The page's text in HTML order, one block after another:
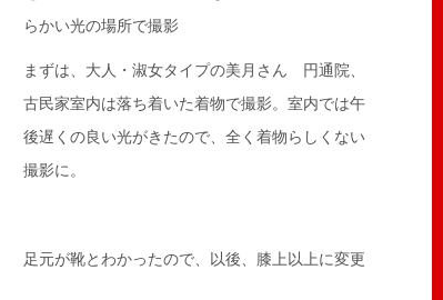
らかい光の場所で撮影
まずは、大人・淑女タイプの美月さん 円通院、
古民家室内は落ち着いた着物で撮影。室内では午
後遅くの良い光がきたので、全く着物らしくない
撮影に。
足元が靴とわかったので、以後、膝上以上に変更